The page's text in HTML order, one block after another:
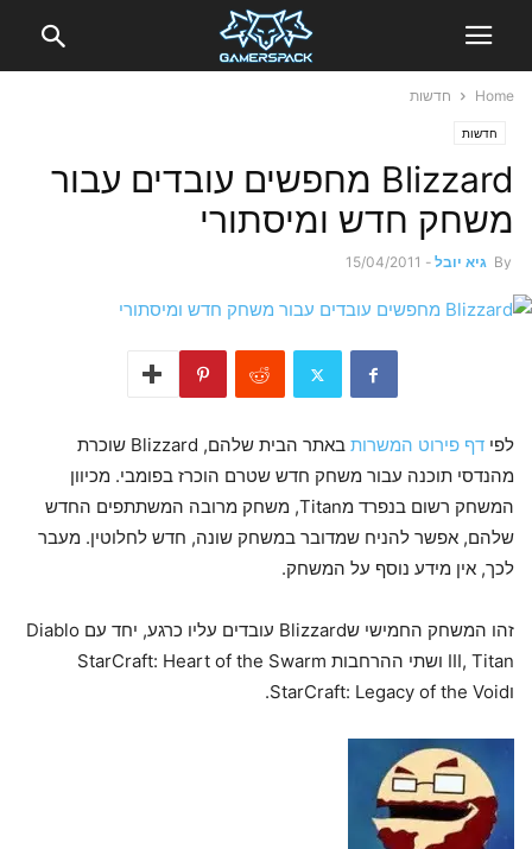
Home חדשות
חדשות
Blizzard מחפשים עובדים עבור
משחק חדש ומיסתורי
By גיא יובל -
15/04/2011
לפי דף פירוט המשרות
באתר הבית שלהם, Blizzard שוכרת
מהנדסי תוכנה עבור משחק חדש שטרם הוכרז בפומבי. מכיוון
המשחק רשום בנפרד מTitan, משחק מרובה המשתתפים החדש
שלהם, אפשר להניח שמדובר במשחק שונה, חדש לחלוטין. מעבר
לכך, אין מידע נוסף על המשחק.
זהו המשחק החמישי שBlizzard עובדים עליו כרגע, יחד עם Diablo
III, Titan ושתי ההרחבות StarCraft: Heart of the Swarm
וStarCraft: Legacy of the Void.